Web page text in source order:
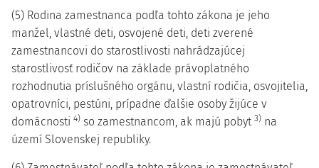
(5) Rodina zamestnanca podľa tohto zákona je jeho
manžel, vlastné deti, osvojené deti, deti zverené
zamestnancovi do starostlivosti nahrádzajúcej
starostlivosť rodičov na základe právoplatného
rozhodnutia príslušného orgánu, vlastní rodičia, osvojitelia,
opatrovníci, pestúni, prípadne ďalšie osoby žijúce v
domácnosti 4) so zamestnancom, ak majú pobyt 3) na
území Slovenskej republiky.